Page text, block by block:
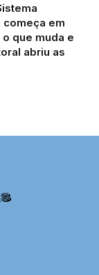
começa em
que muda e
abriu as